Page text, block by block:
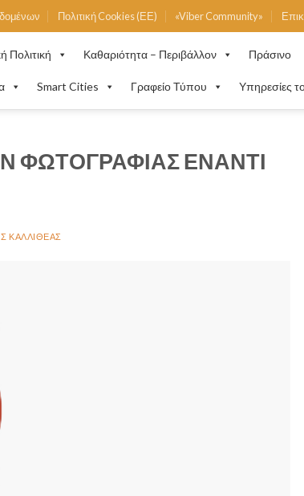
Πολιτική Cookies (ΕΕ) «Viber Community»
Πολιτική Καθαριότητα – Περιβάλλον Πράσινο
Smart Cities Γραφείο Τύπου Υπηρεσίες
ΦΩΤΟΓΡΑΦΙΑΣ ΕΝΑΝΤΙ
ΚΑΛΛΙΘΈΑΣ